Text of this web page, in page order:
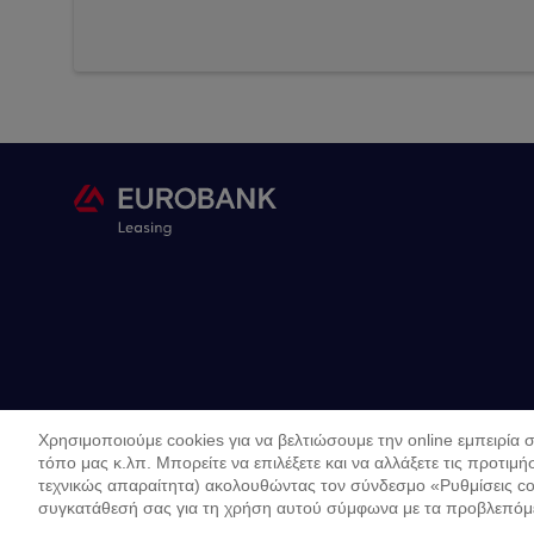
Copyright ©
2019
Όροι
Χρήσης
Χρησιμοποιούμε cookies για να βελτιώσουμε την online εμπειρία
τόπο μας κ.λπ. Μπορείτε να επιλέξετε και να αλλάξετε τις
τεχνικώς απαραίτητα) ακολουθώντας τον σύνδεσμο «Ρυθμίσεις
συγκατάθεσή σας για τη χρήση αυτού σύμφωνα με τα